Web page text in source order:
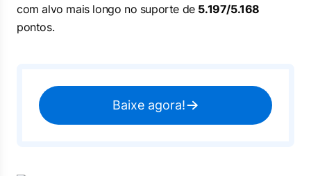
com alvo mais longo no suporte de 5.197/5.168
pontos.
Baixe agora!